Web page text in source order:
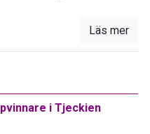
Läs mer
i Tjeckien